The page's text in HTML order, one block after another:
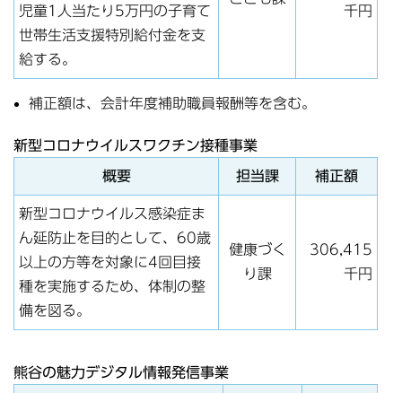
児童1人当たり5万円の子育て
世帯生活支援特別給付金を支
給する。
千円
補正額は、会計年度補助職員報酬等を含む。
新型コロナウイルスワクチン接種事業
概要 担当課 補正額
新型コロナウイルス感染症ま
ん延防止を目的として、60歳
以上の方等を対象に4回目接
種を実施するため、体制の整
備を図る。
健康づく
り課
306,415
千円
熊谷の魅力デジタル情報発信事業